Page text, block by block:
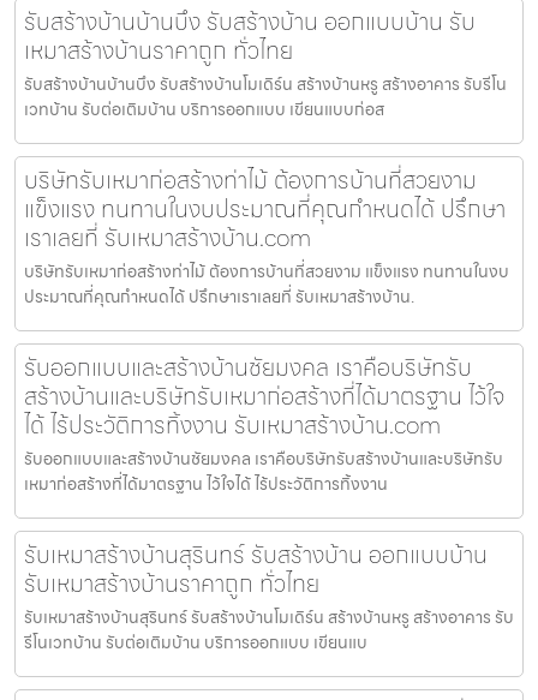
รับสร้างบ้านบ้านบึง รับสร้างบ้าน ออกแบบบ้าน รับ
เหมาสร้างบ้านราคาถูก ทั่วไทย
รับสร้างบ้านบ้านบึง รับสร้างบ้านโมเดิร์น สร้างบ้านหรู สร้างอาคาร รับรีโน
เวทบ้าน รับต่อเติมบ้าน บริการออกแบบ เขียนแบบก่อส
บริษัทรับเหมาก่อสร้างท่าไม้ ต้องการบ้านที่สวยงาม
แข็งแรง ทนทานในงบประมาณที่คุณกำหนดได้ ปรึกษา
เราเลยที่ รับเหมาสร้างบ้าน.com
บริษัทรับเหมาก่อสร้างท่าไม้ ต้องการบ้านที่สวยงาม แข็งแรง ทนทานในงบ
ประมาณที่คุณกำหนดได้ ปรึกษาเราเลยที่ รับเหมาสร้างบ้าน.
รับออกแบบและสร้างบ้านชัยมงคล เราคือบริษัทรับ
สร้างบ้านและบริษัทรับเหมาก่อสร้างที่ได้มาตรฐาน ไว้ใจ
ได้ ไร้ประวัติการทิ้งงาน รับเหมาสร้างบ้าน.com
รับออกแบบและสร้างบ้านชัยมงคล เราคือบริษัทรับสร้างบ้านและบริษัทรับ
เหมาก่อสร้างที่ได้มาตรฐาน ไว้ใจได้ ไร้ประวัติการทิ้งงาน
รับเหมาสร้างบ้านสุรินทร์ รับสร้างบ้าน ออกแบบบ้าน
รับเหมาสร้างบ้านราคาถูก ทั่วไทย
รับเหมาสร้างบ้านสุรินทร์ รับสร้างบ้านโมเดิร์น สร้างบ้านหรู สร้างอาคาร รับ
รีโนเวทบ้าน รับต่อเติมบ้าน บริการออกแบบ เขียนแบ